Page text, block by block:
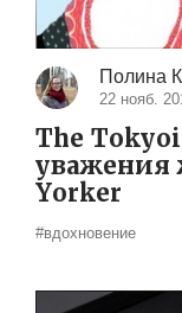
Полина
22 нояб.
The
уважения
Yorker
#вдохновение